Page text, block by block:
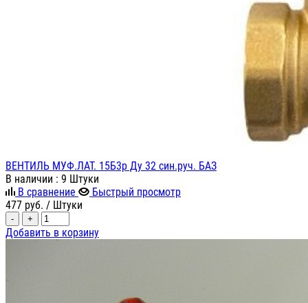
ВЕНТИЛЬ МУФ.ЛАТ. 15Б3р Ду 32 син.руч. БАЗ
В наличии : 9 Штуки
В сравнение
Быстрый просмотр
477 руб. / Штуки
- +
Добавить в корзину